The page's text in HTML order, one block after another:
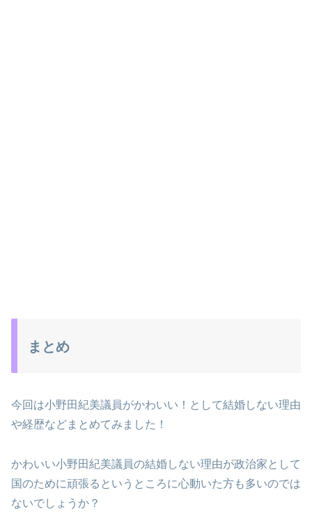
まとめ
今回は小野田紀美議員がかわいい！として結婚しない理由
や経歴などまとめてみました！
かわいい小野田紀美議員の結婚しない理由が政治家として
国のために頑張るというところに心動いた方も多いのでは
ないでしょうか？